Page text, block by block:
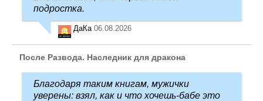
подростка.
ДаКа 06.08.2026
После Развода. Наследник для дракона
Благодаря таким книгам, мужички
уверены: взял, как и что хочешь-бабе это